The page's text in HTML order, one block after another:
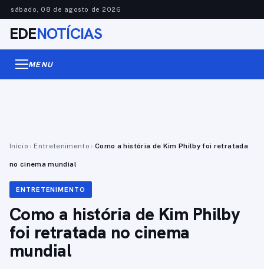
sábado, 08 de agosto de 2026
EDENOTÍCIAS
MENU
Início › Entretenimento › Como a história de Kim Philby foi retratada
no cinema mundial
ENTRETENIMENTO
Como a história de Kim Philby
foi retratada no cinema
mundial